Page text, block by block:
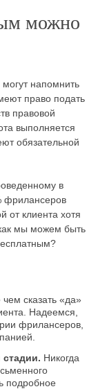
можно
напомнить
право подать
правовой
выполняется
обязательной
в
фрилансеров
от клиента хотя
мы можем быть
сказать «да»
Надеемся,
фрилансеров,
стадии. Никогда
подробное